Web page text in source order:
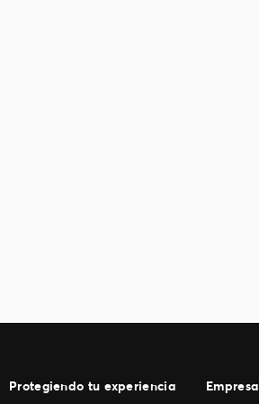
Protegiendo tu experiencia Empresa